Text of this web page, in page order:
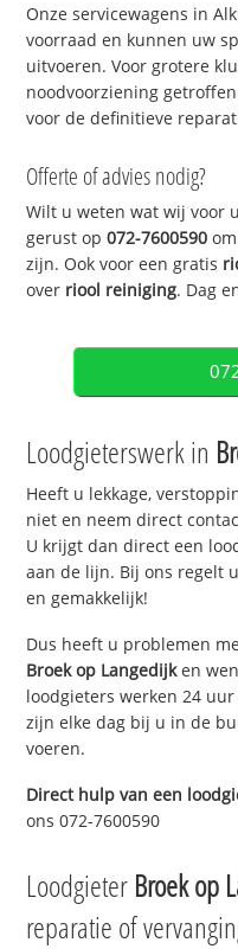
Onze servicewagens in
voorraad en kunnen uw
uitvoeren. Voor grotere
noodvoorziening
voor de definitieve
Offerte of advies nodig?
Wilt u weten wat wij voor
gerust op072-7600590
zijn. Ook voor een gratis
over riool reiniging. Dag
Loodgieterswerk in
Heeft u lekkage,
niet en neem direct
U krijgt dan direct een
aan de lijn. Bij ons regelt
en gemakkelijk!
Dus heeft u problemen
Broek op Langedijken
loodgieters werken 24
zijn elke dag bij u in de
voeren.
Direct hulp van een
ons 072-7600590
Loodgieter Broek op
reparatie of